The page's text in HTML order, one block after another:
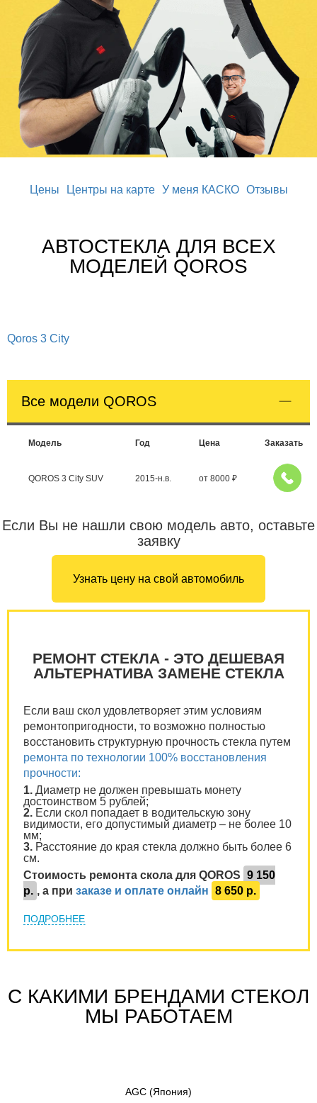
Цены Центры на карте У меня КАСКО Отзывы
АВТОСТЕКЛА ДЛЯ ВСЕХ
МОДЕЛЕЙ QOROS
Qoros 3 City
Все модели QOROS
Модель Год Цена Заказать
QOROS 3 City SUV 2015-н.в. от 8000 ₽
Если Вы не нашли свою модель авто, оставьте
заявку
Узнать цену на свой автомобиль
РЕМОНТ СТЕКЛА - ЭТО ДЕШЕВАЯ
АЛЬТЕРНАТИВА ЗАМЕНЕ СТЕКЛА
Если ваш скол удовлетворяет этим условиям
ремонтопригодности, то возможно полностью
восстановить структурную прочность стекла путем
ремонта по технологии 100% восстановления
прочности:
1. Диаметр не должен превышать монету
достоинством 5 рублей;
2. Если скол попадает в водительскую зону
видимости, его допустимый диаметр – не более 10
мм;
3. Расстояние до края стекла должно быть более 6
см.
Стоимость ремонта скола для QOROS 9 150
р. , а при заказе и оплате онлайн 8 650 р.
ПОДРОБНЕЕ
С КАКИМИ БРЕНДАМИ СТЕКОЛ
МЫ РАБОТАЕМ
AGC (Япония)